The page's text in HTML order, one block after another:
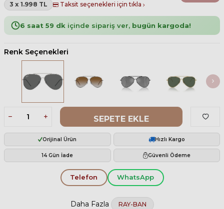
3 x 1.998 TL Taksit seçenekleri için tıkla
6 saat 59 dk içinde sipariş ver, bugün kargoda!
Renk Seçenekleri
SEPETE EKLE
Orijinal Ürün Hızlı Kargo
14 Gün İade Güvenli Ödeme
Telefon WhatsApp
Daha Fazla RAY-BAN